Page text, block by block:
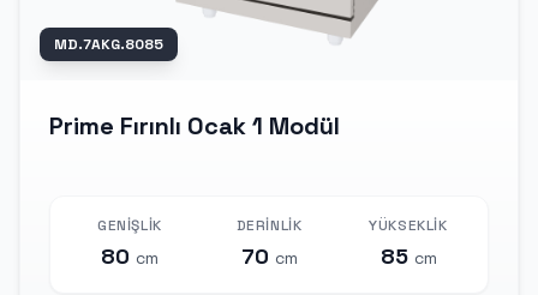
MD.7AKG.8085
Prime Fırınlı Ocak 1 Modül
GENIŞLIK
80 cm
DERINLIK
70 cm
YÜKSEKLIK
85 cm